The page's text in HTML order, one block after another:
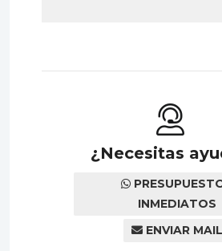
¿Necesitas
INMEDIATOS
ENVIAR MAIL